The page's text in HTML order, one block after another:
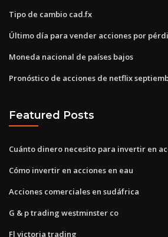
Tipo de cambio cad.fx
Último día para vender acciones por
Moneda nacional de países bajos
Pronóstico de acciones de netflix
Featured Posts
Cuánto dinero necesito para invertir en
Cómo invertir en acciones en eau
Acciones comerciales en sudáfrica
G & p trading westminster co
Fl victoria trading